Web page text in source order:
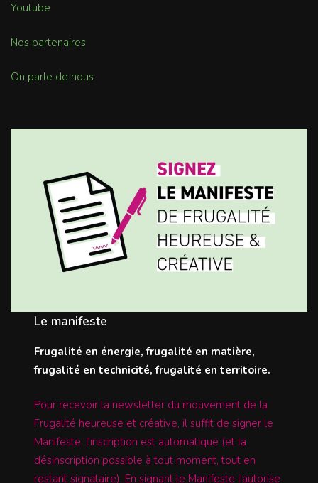
Youtube
Nos partenaires
On parle de nous
Le manifeste
Frugalité en énergie, frugalité en matière,
frugalité en technicité, frugalité en territoire.
Pour recevoir la newsletter du mouvement de la
Frugalité heureuse et créative, il suffit de signer le
Manifeste, l'inscription est automatique (et la
désinscription possible à tout moment, tout en
restant signataire). En signant le Manifeste j'autorise